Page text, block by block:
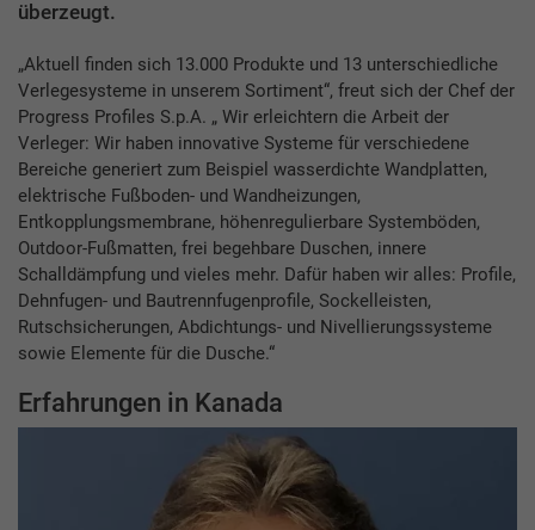
überzeugt.
„Aktuell finden sich 13.000 Produkte und 13 unterschiedliche
Verlegesysteme in unserem Sortiment“, freut sich der Chef der
Progress Profiles S.p.A. „ Wir erleichtern die Arbeit der
Verleger: Wir haben innovative Systeme für verschiedene
Bereiche generiert zum Beispiel wasserdichte Wandplatten,
elektrische Fußboden- und Wandheizungen,
Entkopplungsmembrane, höhenregulierbare Systemböden,
Outdoor-Fußmatten, frei begehbare Duschen, innere
Schalldämpfung und vieles mehr. Dafür haben wir alles: Profile,
Dehnfugen- und Bautrennfugenprofile, Sockelleisten,
Rutschsicherungen, Abdichtungs- und Nivellierungssysteme
sowie Elemente für die Dusche.“
Erfahrungen in Kanada